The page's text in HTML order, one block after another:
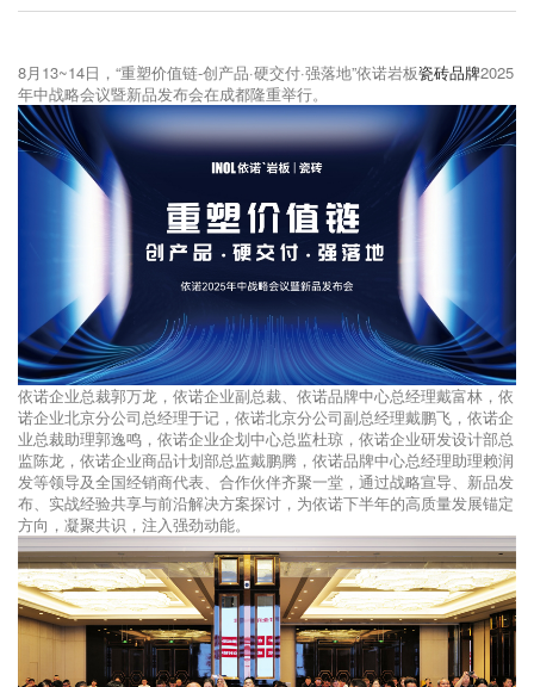
8月13~14日，“重塑价值链-创产品·硬交付·强落地”依诺岩板瓷砖品牌2025
年中战略会议暨新品发布会在成都隆重举行。
依诺企业总裁郭万龙，依诺企业副总裁、依诺品牌中心总经理戴富林，依
诺企业北京分公司总经理于记，依诺北京分公司副总经理戴鹏飞，依诺企
业总裁助理郭逸鸣，依诺企业企划中心总监杜琼，依诺企业研发设计部总
监陈龙，依诺企业商品计划部总监戴鹏腾，依诺品牌中心总经理助理赖润
发等领导及全国经销商代表、合作伙伴齐聚一堂，通过战略宣导、新品发
布、实战经验共享与前沿解决方案探讨，为依诺下半年的高质量发展锚定
方向，凝聚共识，注入强劲动能。